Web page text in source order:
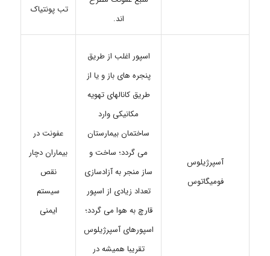
اند.
تب پونتیاک
آسپرژیلوس
فومیگاتوس
اسپور اغلب از طریق
پنجره های باز و یا از
طریق کانالهای تهویه
مکانیکی وارد
ساختمان بیمارستان
می گردد؛ ساخت و
ساز منجر به آزادسازی
تعداد زیادی از اسپور
قارچ به هوا می گردد؛
اسپورهای آسپرژیلوس
تقریبا همیشه در
عفونت در
بیماران دچار
نقص
سیستم
ایمنی